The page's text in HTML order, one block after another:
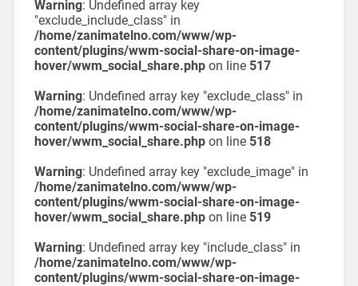
Warning: Undefined array key
"exclude_include_class" in
/home/zanimatelno.com/www/wp-
content/plugins/wwm-social-share-on-image-
hover/wwm_social_share.phpon line 517
Warning: Undefined array key "exclude_class" in
/home/zanimatelno.com/www/wp-
content/plugins/wwm-social-share-on-image-
hover/wwm_social_share.phpon line 518
Warning: Undefined array key "exclude_image" in
/home/zanimatelno.com/www/wp-
content/plugins/wwm-social-share-on-image-
hover/wwm_social_share.phpon line 519
Warning: Undefined array key "include_class" in
/home/zanimatelno.com/www/wp-
content/plugins/wwm-social-share-on-image-